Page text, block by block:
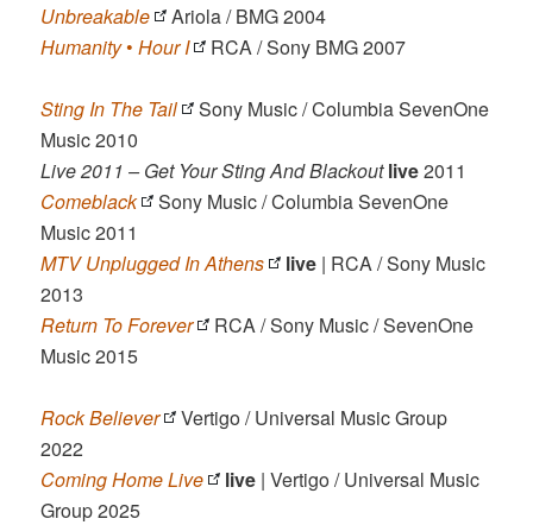
Unbreakable
Ariola / BMG 2004
Humanity•Hour I RCA / Sony BMG 2007
Sting In The Tail
Sony Music / Columbia SevenOne
Music 2010
Live 2011 – Get Your Sting And Blackout live2011
Comeblack
Sony Music / Columbia SevenOne
Music 2011
MTV Unplugged In Athens
live | RCA / Sony Music
2013
Return To Forever
RCA / Sony Music / SevenOne
Music 2015
Rock Believer
Vertigo / Universal Music Group
2022
Coming Home Live
live | Vertigo / Universal Music
Group 2025